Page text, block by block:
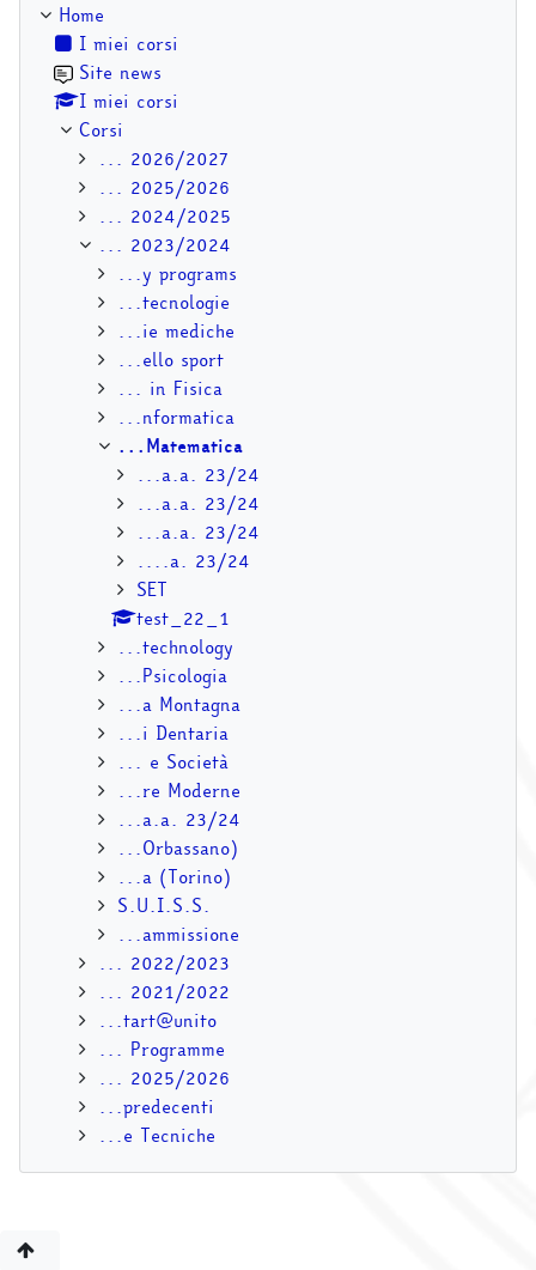
Home
I miei corsi
Site news
I miei corsi
Corsi
... 2026/2027
... 2025/2026
... 2024/2025
... 2023/2024
...y programs
...tecnologie
...ie mediche
...ello sport
... in Fisica
...nformatica
...Matematica
...a.a. 23/24
...a.a. 23/24
...a.a. 23/24
....a. 23/24
SET
test_22_1
...technology
...Psicologia
...a Montagna
...i Dentaria
... e Società
...re Moderne
...a.a. 23/24
...Orbassano)
...a (Torino)
S.U.I.S.S.
...ammissione
... 2022/2023
... 2021/2022
...tart@unito
... Programme
... 2025/2026
...predecenti
...e Tecniche